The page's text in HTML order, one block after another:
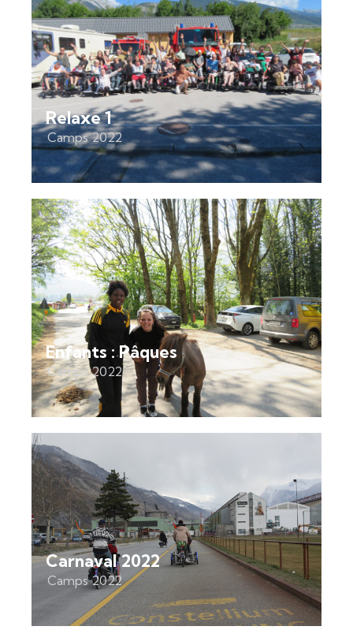
Relaxe 1
Camps 2022
Enfants : Pâques
Camps 2022
Carnaval 2022
Camps 2022